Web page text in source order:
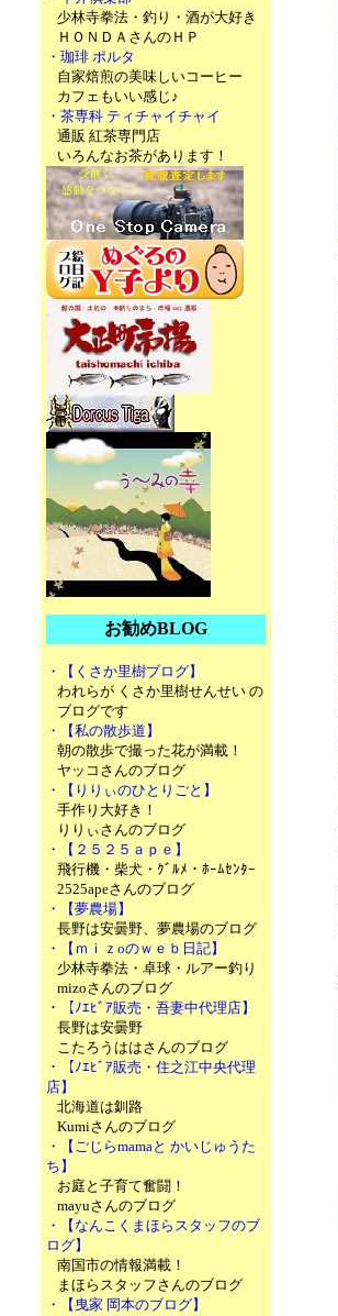
少林寺拳法・釣り・酒が大好き
ＨＯＮＤＡさんのＨＰ
・珈琲 ポルタ
自家焙煎の美味しいコーヒー
カフェもいい感じ♪
・茶専科 ティチャイチャイ
通販 紅茶専門店
いろんなお茶があります！
お勧めBLOG
・【くさか里樹ブログ】
われらが くさか里樹せんせい の
ブログです
・【私の散歩道】
朝の散歩で撮った花が満載！
ヤッコさんのブログ
・【りりぃのひとりごと】
手作り大好き！
りりぃさんのブログ
・【２５２５ａｐｅ】
飛行機・柴犬・ｸﾞﾙﾒ・ﾎｰﾑｾﾝﾀｰ
2525apeさんのブログ
・【夢農場】
長野は安曇野、夢農場のブログ
・【ｍｉｚoのｗｅｂ日記】
少林寺拳法・卓球・ルアー釣り
mizoさんのブログ
・【ﾉｴﾋﾞｱ販売・吾妻中代理店】
長野は安曇野
こたろうははさんのブログ
・【ﾉｴﾋﾞｱ販売・住之江中央代理
店】
北海道は釧路
Kumiさんのブログ
・【ごじらmamaと かいじゅうた
ち】
お庭と子育て奮闘！
mayuさんのブログ
・【なんこくまほらスタッフのブ
ログ】
南国市の情報満載！
まほらスタッフさんのブログ
・【曳家 岡本のブログ】